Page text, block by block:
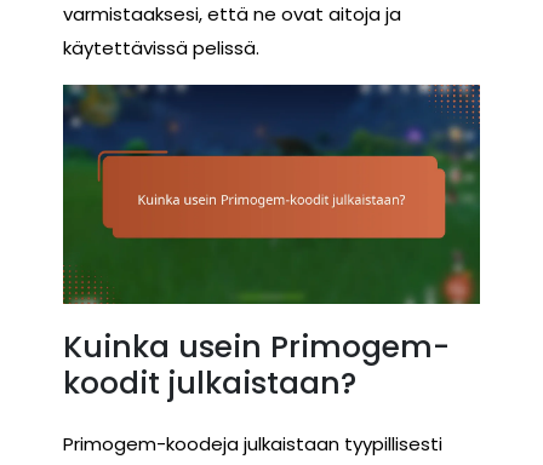
varmistaaksesi, että ne ovat aitoja ja
käytettävissä pelissä.
Kuinka usein Primogem-
koodit julkaistaan?
Primogem-koodeja julkaistaan tyypillisesti